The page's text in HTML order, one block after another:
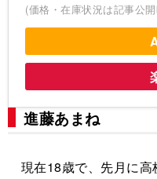
(価格・在庫状況は記事公
進藤あまね
現在18歳で、先月に高